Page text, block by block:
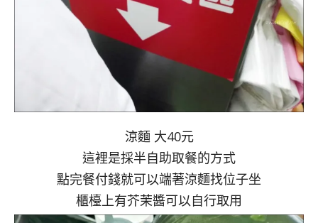
涼麵 大40元
這裡是採半自助取餐的方式
點完餐付錢就可以端著涼麵找位子坐
櫃檯上有芥茉醬可以自行取用